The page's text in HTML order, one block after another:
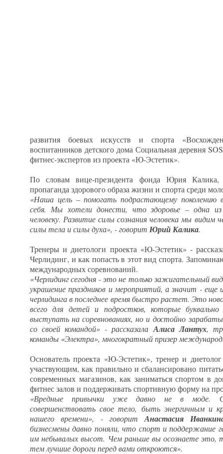
развития боевых искусств и спорта
воспитанников детского дома Социальная деревня
фитнес-экспертов из проекта «Ю-Эстетик».
По словам вице-президента фонда Юрия Калика,
пропаганда здорового образа жизни и спорта среди
«Наша цель – помогать подрастающему поколению
себя. Мы хотели донести, что здоровье – одна
человеку. Развитие силы сознания человека мы видим
силы тела и силы духа», - говорит Юрий Калика.
Тренеры и диетологи проекта «Ю-Эстетик» -
Черлидинг, и как попасть в этот вид спорта.
международных соревнований.
«Черлидинг сегодня - это не только зажигательный
украшение праздников и мероприятий, а значит -
черлидинга в последнее время быстро растет. Это
всего для детей и подростков, которые
выступать на соревнованиях, но и достойно
со своей командой» - рассказала Алиса Лантух,
команды «Электра», многократный призер
Основатель проекта «Ю-Эстетик», тренер и
участвующим, как правильно и сбалансировано
современных магазинов, как заниматься спортом в
фитнес залов и поддерживать спортивную форму на
«Вредные привычки уже давно не в моде.
совершенствовать свое тело, быть энергичным и
нашего времени», - говорит Анастасия
бизнесмены давно поняли, что спорт и поддержание
им небывалых высот. Чем раньше вы осознаете это,
тем лучшие дороги перед вами откроются».